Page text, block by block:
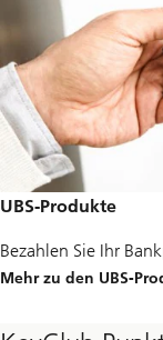
UBS-Produkte
Bezahlen Sie Ihr
Mehr zu den UBS-